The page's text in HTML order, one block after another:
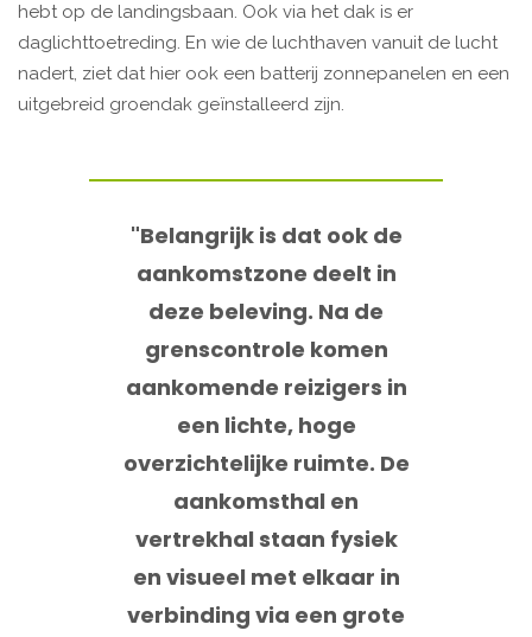
hebt op de landingsbaan. Ook via het dak is er
daglichttoetreding. En wie de luchthaven vanuit de lucht
nadert, ziet dat hier ook een batterij zonnepanelen en een
uitgebreid groendak geïnstalleerd zijn.
"Belangrijk is dat ook de
aankomstzone deelt in
deze beleving. Na de
grenscontrole komen
aankomende reizigers in
een lichte, hoge
overzichtelijke ruimte. De
aankomsthal en
vertrekhal staan fysiek
en visueel met elkaar in
verbinding via een grote